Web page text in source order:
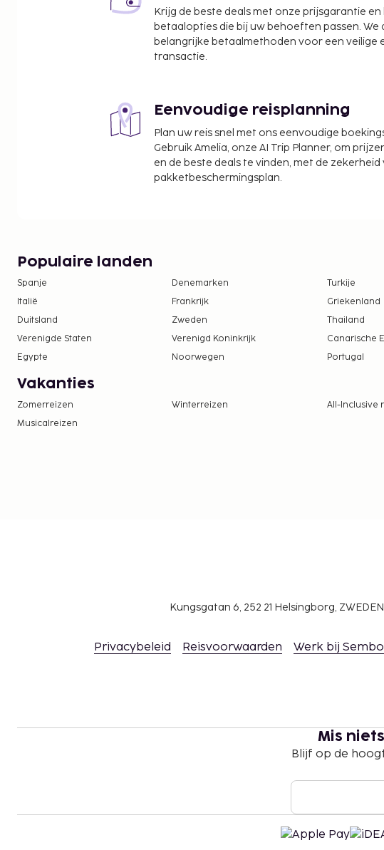
Krijg de beste deals met onze prijsgarantie en
betaalopties die bij uw behoeften passen. We
belangrijke betaalmethoden voor een veilige
transactie.
Eenvoudige reisplanning
Plan uw reis snel met ons eenvoudige
Gebruik Amelia, onze AI Trip Planner, om
en de beste deals te vinden, met de zekerheid
pakketbeschermingsplan.
Populaire landen
Spanje Denemarken
Turkije
Italië
Frankrijk
Griekenland
Duitsland
Zweden
Thailand
Verenigde Staten
Verenigd Koninkrijk
Canarische
Egypte
Noorwegen Portugal
Vakanties
Zomerreizen Winterreizen All-Inclusive
Musicalreizen
Kungsgatan 6, 252 21 Helsingborg, ZWEDEN
Privacybeleid Reisvoorwaarden Werk bij Sembo
Mis
Blijf op de